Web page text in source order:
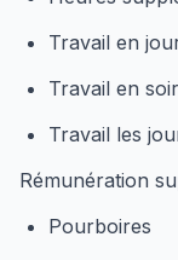
Travail en
Travail en
Travail les
Rémunération
Pourboires